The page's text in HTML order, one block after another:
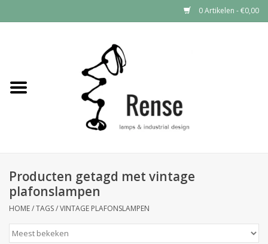
0 Artikelen - €0,00
Industrial lamps
Producten getagd met vintage
plafonslampen
HOME/TAGS/VINTAGE PLAFONSLAMPEN